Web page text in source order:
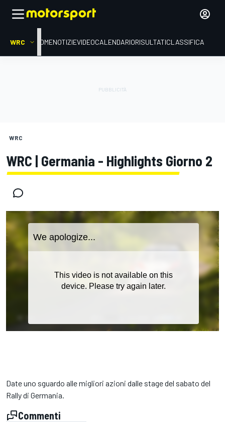
WRC HOMENOTIZIEVIDEOCALENDARIORISULTATICLASSIFICA
WRC
WRC | Germania - Highlights Giorno 2
Date uno sguardo alle migliori azioni dalle stage del sabato del
Rally di Germania.
Commenti